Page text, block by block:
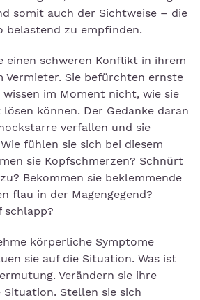
somit auch der Sichtweise – die
belastend zu empfinden.
einen schweren Konflikt in ihrem
Sie befürchten ernste
wissen im Moment nicht, wie sie
können. Der Gedanke daran
verfallen und sie
fühlen sie sich bei diesem
sie Kopfschmerzen? Schnürt
Bekommen sie beklemmende
flau in der Magengegend?
schlapp?
körperliche Symptome
sie auf die Situation. Was ist
Verändern sie ihre
Situation. Stellen sie sich